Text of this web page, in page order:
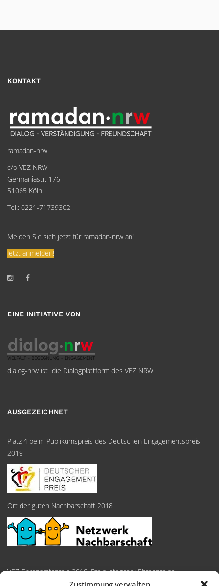
Zustimmung verwalten
KONTAKT
ramadan-nrw
c/o VEZ NRW
Germaniastr. 176
51065 Köln
Tel.: 0221-71739302
Melden Sie sich jetzt für ramadan-nrw an!
Jetzt anmelden!
EINE INITIATIVE VON
dialog-nrw ist die Dialogplattform des VEZ NRW
AUSGEZEICHNET
Platz 4 beim Publikumspreis des Deutschen Engagementspreis
2019
Ort der guten Nachbarschaft 2018
VEZ-Ehrenamtspreis 2018, Preiskategorie: Ehrenpreise